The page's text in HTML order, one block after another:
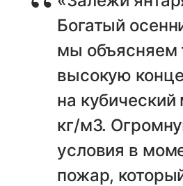
Богатый
мы объясняем
высокую
на
кг/м3.
условия в
пожар,